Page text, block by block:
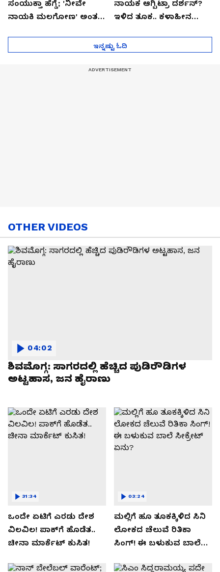
ಸಂಯುಕ್ತಾ ಹೆಗ್ಡೆ; 'ನೀವೇ
ನಾಯಕಿ ಮಲಗೋಣ' ಅಂತ
ನಾಯಕ ಆಗ್ಬಿಟ್ರಾ ದರ್ಶನ್?
ಇಳಿದ ತೂಕ.. ಕಳಾಹೀನ
ಇನ್ನಷ್ಟು ಓದಿ
OTHER VIDEOS
ಶಿವಮೊಗ್ಗ: ಸಾಗರದಲ್ಲಿ ಹೆಚ್ಚಿದ ಪುಡಿರೌಡಿಗಳ
ಅಟ್ಟಹಾಸ, ಜನ ಹೈರಾಣು
04:02
ಒಂದೇ ಏಟಿಗೆ ಎರಡು ದೇಶ
ವಿಲವಿಲ! ಪಾಕ್​​ಗೆ ಹೊಡೆತ..
ಚೀನಾ ಮಾರ್ಕೆಟ್​ ಕುಸಿತ!
31:34
ಮಲ್ಲಿಗೆ ಹೂ ತೂಕಕ್ಕಿಳಿದ ಸಿನಿ
ಲೋಕದ ಚೆಲುವೆ ರಿತಿಕಾ
ಸಿಂಗ್!‌ ಈ ಬಳುಕುವ ಬಾಲೆ
03:24